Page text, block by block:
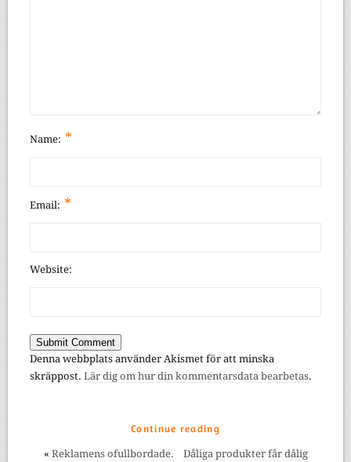
Name: *
Email: *
Website:
Denna webbplats använder Akismet för att minska
skräppost. Lär dig om hur din kommentarsdata bearbetas.
Continue reading
« Reklamens ofullbordade. Dåliga produkter får dålig